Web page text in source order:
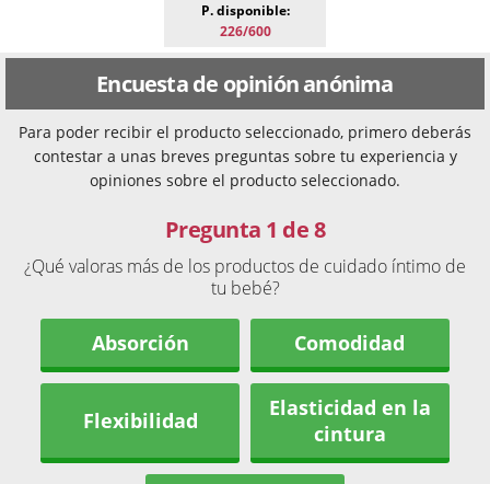
P. disponible:
226/600
Encuesta de opinión anónima
Para poder recibir el producto seleccionado, primero deberás
contestar a unas breves preguntas sobre tu experiencia y
opiniones sobre el producto seleccionado.
Pregunta 1 de 8
¿Qué valoras más de los productos de cuidado íntimo de
tu bebé?
Absorción Comodidad
Flexibilidad
Elasticidad en la
cintura